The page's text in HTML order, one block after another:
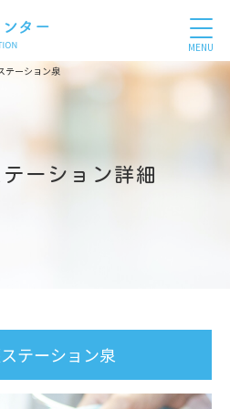
MENU
テーション泉
ーション詳細
テーション泉